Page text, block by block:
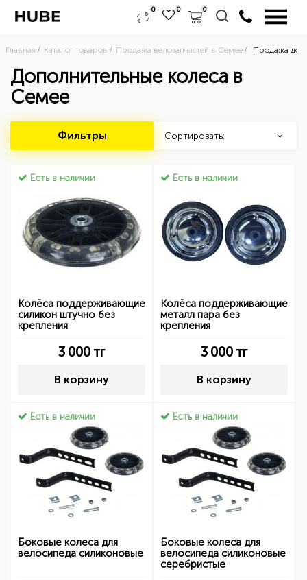
0 0 0
Главная Каталог товаров Продажа велозапчастей в Семее Продажа
Дополнительные колеса в
Семее
Фильтры Сортировать:
Есть в наличии
Колёса поддерживающие
силикон штучно без
крепления
3 000 тг
В корзину
Есть в наличии
Колёса поддерживающие
металл пара без
крепления
3 000 тг
В корзину
Есть в наличии
Боковые колеса для
велосипеда силиконовые
Есть в наличии
Боковые колеса для
велосипеда силиконовые
серебристые